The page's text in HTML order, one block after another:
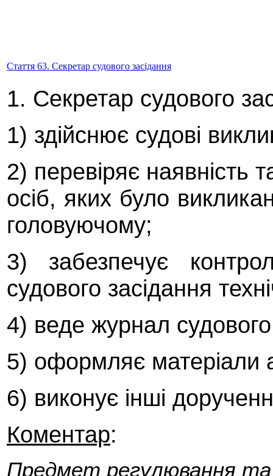
Стаття 63. Секретар судового засідання
1. Секретар судового
1) здійснює судові
2) перевіряє наявність
осіб, яких було
головуючому;
3) забезпечує
судового засідання
4) веде журнал
5) оформляє матеріали
6) виконує інші
Коментар:
Предмет регулювання та